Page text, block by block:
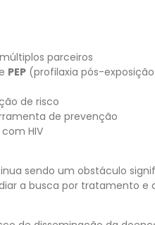
parceiros
PEP (profilaxia pós-
de risco
de prevenção
HIV
sendo um obstáculo
a busca por tratamento e